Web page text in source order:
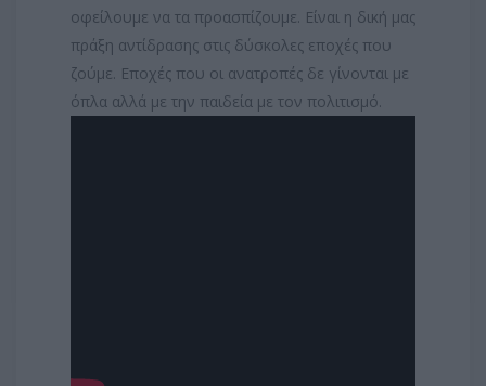
οφείλουμε να τα προασπίζουμε. Είναι η δική μας
πράξη αντίδρασης στις δύσκολες εποχές που
ζούμε. Εποχές που οι ανατροπές δε γίνονται με
όπλα αλλά με την παιδεία με τον πολιτισμό.